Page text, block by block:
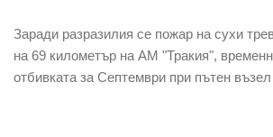
Заради разразилия се пожар на сухи
на 69 километър на АМ "Тракия",
отбивката за Септември при пътен